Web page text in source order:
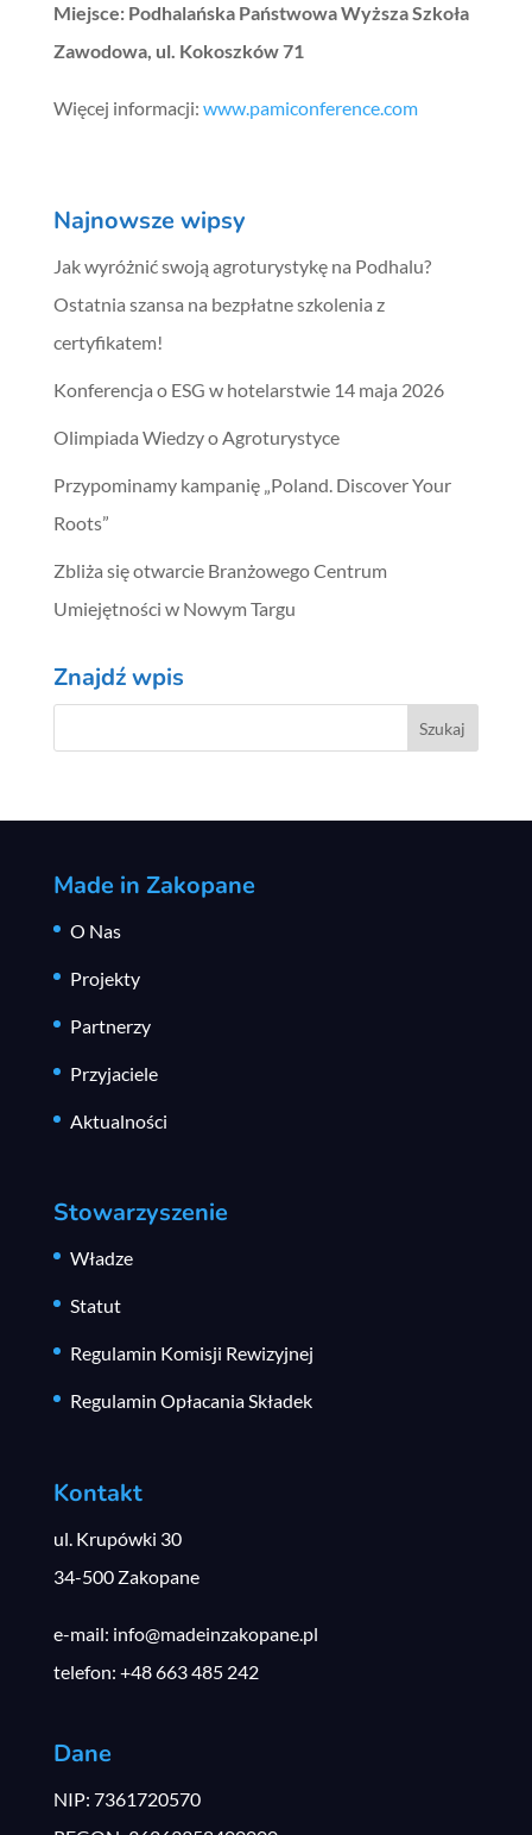
Miejsce: Podhalańska Państwowa Wyższa Szkoła
Zawodowa, ul. Kokoszków 71
Więcej informacji: www.pamiconference.com
Najnowsze wipsy
Jak wyróżnić swoją agroturystykę na Podhalu?
Ostatnia szansa na bezpłatne szkolenia z
certyfikatem!
Konferencja o ESG w hotelarstwie 14 maja 2026
Olimpiada Wiedzy o Agroturystyce
Przypominamy kampanię „Poland. Discover Your
Roots”
Zbliża się otwarcie Branżowego Centrum
Umiejętności w Nowym Targu
Znajdź wpis
Made in Zakopane
O Nas
Projekty
Partnerzy
Przyjaciele
Aktualności
Stowarzyszenie
Władze
Statut
Regulamin Komisji Rewizyjnej
Regulamin Opłacania Składek
Kontakt
ul. Krupówki 30
34-500 Zakopane
e-mail: info@madeinzakopane.pl
telefon: +48 663 485 242
Dane
NIP: 7361720570